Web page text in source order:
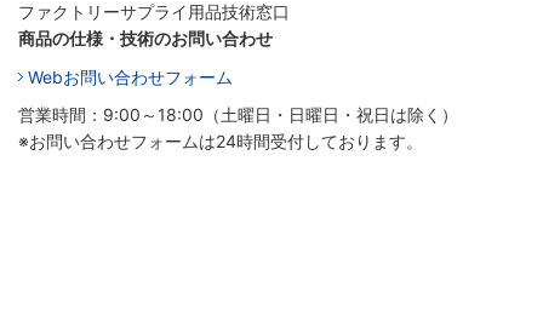
ファクトリーサプライ用品技術窓口
商品の仕様・技術のお問い合わせ
Webお問い合わせフォーム
営業時間：9:00～18:00（土曜日・日曜日・祝日は除く）
※お問い合わせフォームは24時間受付しております。